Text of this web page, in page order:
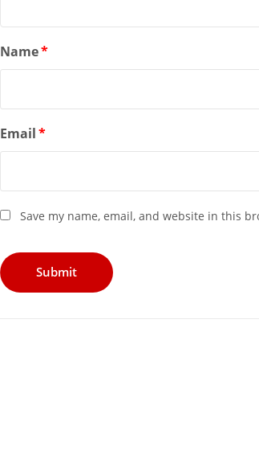
Name*
Email*
Save my name, email, and website in this